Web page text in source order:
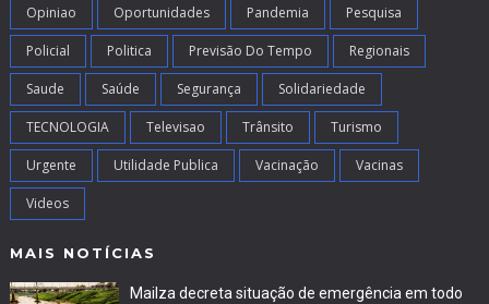
Opiniao Oportunidades Pandemia Pesquisa
Policial Politica Previsão Do Tempo Regionais
Saude Saúde Segurança Solidariedade
TECNOLOGIA Televisao Trânsito Turismo
Urgente Utilidade Publica Vacinação Vacinas
Videos
MAIS NOTÍCIAS
Mailza decreta situação de emergência em todo